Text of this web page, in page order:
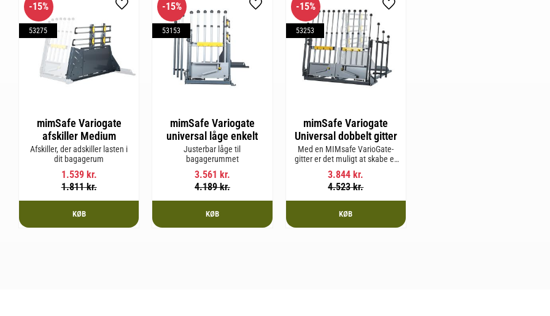
mimSafe Variogate
afskiller Medium
Afskiller, der adskiller lasten i
dit bagagerum
1.539kr.
1.811kr.
15%
53275
Gem som favorit
KØB
mimSafe Variogate
universal låge enkelt
Justerbar låge til
bagagerummet
3.561 kr.
4.189kr.
15%
53153
Gem som favorit
KØB
mimSafe Variogate
Universal dobbelt gitter
Med en MIMsafe VarioGate-
gitter er det muligt at skabe et
aflukket område i hele
bagagerummet, som kan
bruges til transport af hunde
3.844 kr.
4.523kr.
15%
53253
Gem som favorit
KØB